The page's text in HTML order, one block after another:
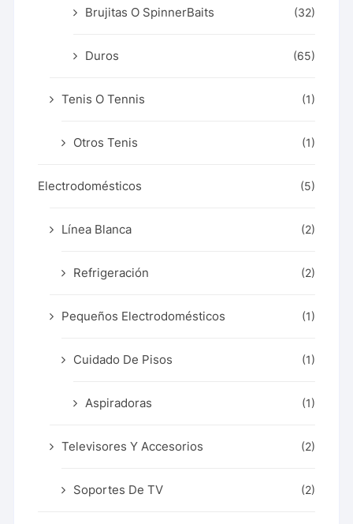
Brujitas O SpinnerBaits (32)
Duros (65)
Tenis O Tennis (1)
Otros Tenis (1)
Electrodomésticos (5)
Línea Blanca (2)
Refrigeración (2)
Pequeños Electrodomésticos (1)
Cuidado De Pisos (1)
Aspiradoras (1)
Televisores Y Accesorios (2)
Soportes De TV (2)